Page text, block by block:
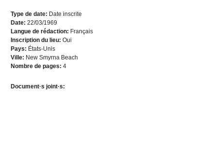
Type de date: Date inscrite
Date:22/03/1969
Langue de rédaction: Français
Inscription du lieu:Oui
Pays: États-Unis
Ville: New Smyrna Beach
Nombre de pages:4
Document·s joint·s: